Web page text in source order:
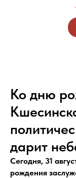
Ко дню
дарит
Сегодня, 31
рождения